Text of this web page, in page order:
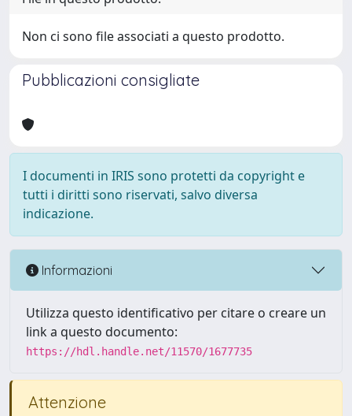
Non ci sono file associati a questo prodotto.
Pubblicazioni consigliate
I documenti in IRIS sono protetti da copyright e
tutti i diritti sono riservati, salvo diversa
indicazione.
Informazioni
Utilizza questo identificativo per citare o creare un
link a questo documento:
https://hdl.handle.net/11570/1677735
Attenzione